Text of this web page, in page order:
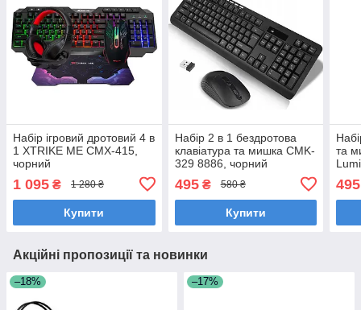
Набір ігровий дротовий 4 в
1 XTRIKE ME CMX-415,
чорний
1 095 ₴ 1 280 ₴
Купити
Набір 2 в 1 бездротова
клавіатура та мишка CMK-
329 8886, чорний
495₴ 580 ₴
Купити
та
495
Акційні пропозиції та новинки
–18% –17%